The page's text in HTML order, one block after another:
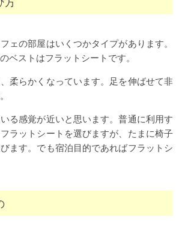
ェの部屋はいくつかタイプがあります。
ベストはフラットシートです。
柔らかくなっています。足を伸ばせて非
る感覚が近いと思います。普通に利用す
ラットシートを選びますが、たまに椅子
ます。でも宿泊目的であればフラットシ